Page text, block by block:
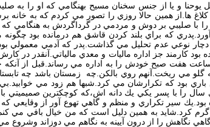
و يا از جنس سخنان مسيح بهنگامي كه او را به
ها.از همين حالا روزي را تصور مي كردم كه به خانه
با صليبي بر دوش و مردمي در گرداگردش به هنگامي
آورد.پدري كه براي بلند كردن قاشق هم درمانده بود
نوعي عدم تحليل مي گذاشت.پدر كه آدمي معمولي
شده بود كارمند جز اداره ماليات و معدي
هفت صبح خودش را به اداره مي رساند.قبل از
مي ريخت.آنهم روي بالكن.چه زمستان باشد چه
باري بود كه تكرارشان مي كرد.شبها هم زود مي
را با پسر يكي يك دانه اش،كه كوچكترين صميميتي
سير تكراري و منظم و گاهي تهوع آور از وقايعي
كرد.شايد به همين دليل است كه من خيال بافي مي
را از درون آيينه به نگاهم مي دوزاند وشروع